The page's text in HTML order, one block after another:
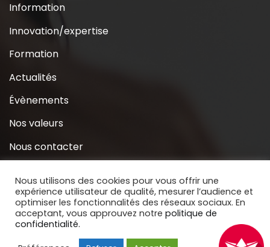
Information
Innovation/expertise
Formation
Actualités
Évènements
Nos valeurs
Nous contacter
S’inscrire à la Newsletter
Nous soutenir
Nous utilisons des cookies pour vous offrir une
expérience utilisateur de qualité, mesurer l’audience et
optimiser les fonctionnalités des réseaux sociaux. En
acceptant, vous approuvez notre politique de
confidentialité.